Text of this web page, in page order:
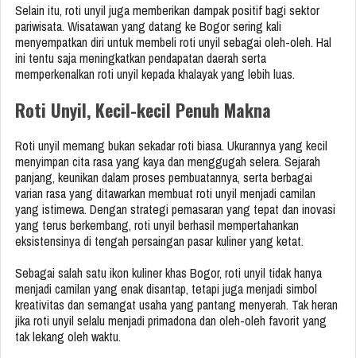
Selain itu, roti unyil juga memberikan dampak positif bagi sektor
pariwisata. Wisatawan yang datang ke Bogor sering kali
menyempatkan diri untuk membeli roti unyil sebagai oleh-oleh. Hal
ini tentu saja meningkatkan pendapatan daerah serta
memperkenalkan roti unyil kepada khalayak yang lebih luas.
Roti Unyil, Kecil-kecil Penuh Makna
Roti unyil memang bukan sekadar roti biasa. Ukurannya yang kecil
menyimpan cita rasa yang kaya dan menggugah selera. Sejarah
panjang, keunikan dalam proses pembuatannya, serta berbagai
varian rasa yang ditawarkan membuat roti unyil menjadi camilan
yang istimewa. Dengan strategi pemasaran yang tepat dan inovasi
yang terus berkembang, roti unyil berhasil mempertahankan
eksistensinya di tengah persaingan pasar kuliner yang ketat.
Sebagai salah satu ikon kuliner khas Bogor, roti unyil tidak hanya
menjadi camilan yang enak disantap, tetapi juga menjadi simbol
kreativitas dan semangat usaha yang pantang menyerah. Tak heran
jika roti unyil selalu menjadi primadona dan oleh-oleh favorit yang
tak lekang oleh waktu.